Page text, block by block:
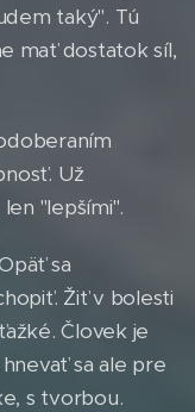
taký". Tú
mať dostatok síl,
Už
"lepšími".
sa
Žiť v bolesti
Človek je
sa ale pre
s tvorbou.